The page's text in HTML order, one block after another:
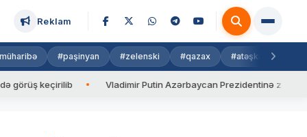
Reklam
#paşinyan #zelenski #qazax #atəşkəs
Vladimir Putin Azərbaycan Prezidentinə zəng edib